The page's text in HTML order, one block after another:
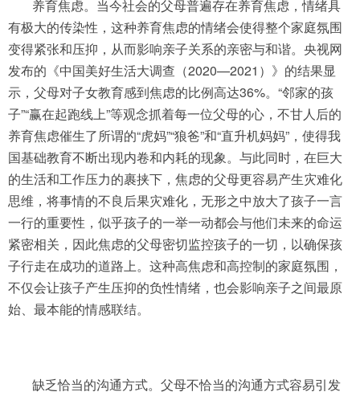
养育焦虑。当今社会的父母普遍存在养育焦虑，情绪具
有极大的传染性，这种养育焦虑的情绪会使得整个家庭氛围
变得紧张和压抑，从而影响亲子关系的亲密与和谐。央视网
发布的《中国美好生活大调查（2020—2021）》的结果显
示，父母对子女教育感到焦虑的比例高达36%。“邻家的孩
子”“赢在起跑线上”等观念抓着每一位父母的心，不甘人后的
养育焦虑催生了所谓的“虎妈”“狼爸”和“直升机妈妈”，使得我
国基础教育不断出现内卷和内耗的现象。与此同时，在巨大
的生活和工作压力的裹挟下，焦虑的父母更容易产生灾难化
思维，将事情的不良后果灾难化，无形之中放大了孩子一言
一行的重要性，似乎孩子的一举一动都会与他们未来的命运
紧密相关，因此焦虑的父母密切监控孩子的一切，以确保孩
子行走在成功的道路上。这种高焦虑和高控制的家庭氛围，
不仅会让孩子产生压抑的负性情绪，也会影响亲子之间最原
始、最本能的情感联结。
缺乏恰当的沟通方式。父母不恰当的沟通方式容易引发